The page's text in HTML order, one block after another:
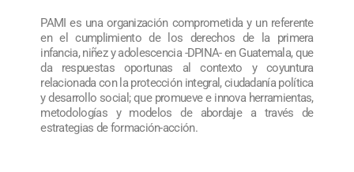
PAMI es una organización comprometida y un referente
en el cumplimiento de los derechos de la primera
infancia, niñez y adolescencia -DPINA- en Guatemala, que
da respuestas oportunas al contexto y coyuntura
relacionada con la protección integral, ciudadanía política
y desarrollo social; que promueve e innova herramientas,
metodologías y modelos de abordaje a través de
estrategias de formación-acción.